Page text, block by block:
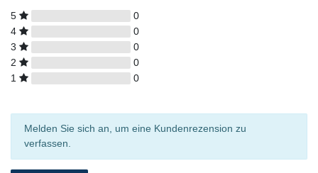
5
0
4
0
3
0
2
0
1
0
Melden Sie sich an, um eine Kundenrezension zu
verfassen.